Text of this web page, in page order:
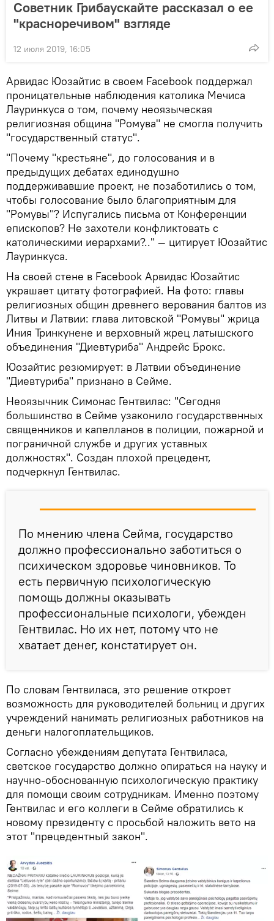
Советник Грибаускайте рассказал о ее
"красноречивом" взгляде
12 июля 2019, 16:05
Арвидас Юозайтис в своем Facebook поддержал
проницательные наблюдения католика Мечиса
Лауринкуса о том, почему неоязыческая
религиозная община "Ромува" не смогла получить
"государственный статус".
"Почему "крестьяне", до голосования и в
предыдущих дебатах единодушно
поддерживавшие проект, не позаботились о том,
чтобы голосование было благоприятным для
"Ромувы"? Испугались письма от Конференции
епископов? Не захотели конфликтовать с
католическими иерархами?.." — цитирует Юозайтис
Лауринкуса.
На своей стене в Facebook Арвидас Юозайтис
украшает цитату фотографией. На фото: главы
религиозных общин древнего верования балтов из
Литвы и Латвии: глава литовской "Ромувы" жрица
Иния Тринкунене и верховный жрец латышского
объединения "Диевтуриба" Андрейс Брокс.
Юозайтис резюмирует: в Латвии объединение
"Диевтуриба" признано в Сейме.
Неоязычник Симонас Гентвилас: "Сегодня
большинство в Сейме узаконило государственных
священников и капелланов в полиции, пожарной и
пограничной службе и других уставных
должностях". Создан плохой прецедент,
подчеркнул Гентвилас.
По мнению члена Сейма, государство
должно профессионально заботиться о
психическом здоровье чиновников. То
есть первичную психологическую
помощь должны оказывать
профессиональные психологи, убежден
Гентвилас. Но их нет, потому что не
хватает денег, констатирует он.
По словам Гентвиласа, это решение откроет
возможность для руководителей больниц и других
учреждений нанимать религиозных работников на
деньги налогоплательщиков.
Согласно убеждениям депутата Гентвиласа,
светское государство должно опираться на науку и
научно-обоснованную психологическую практику
для помощи своим сотрудникам. Именно поэтому
Гентвилас и его коллеги в Сейме обратились к
новому президенту с просьбой наложить вето на
этот "прецедентный закон".